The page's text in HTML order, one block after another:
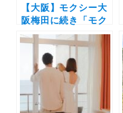
【大阪】モクシー大
阪梅田に続き「モク
シー大阪本町」もペ
ット同伴OKに！ 愛
犬とスタイリッシュ
な都市型ステイを楽
しもう♪